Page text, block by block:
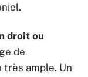
droit ou
de
très ample. Un